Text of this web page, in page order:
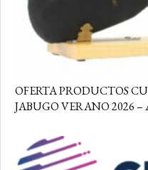
OFERTA PRODUCTOS
JABUGO VERANO 2026 –